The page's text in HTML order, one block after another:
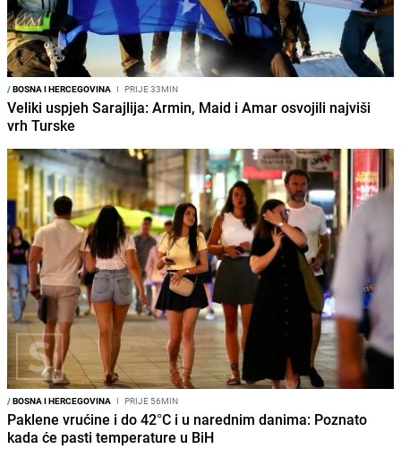
/BOSNA I HERCEGOVINA I PRIJE 33MIN
Veliki uspjeh Sarajlija: Armin, Maid i Amar osvojili najviši
vrh Turske
/BOSNA I HERCEGOVINA I PRIJE 56MIN
Paklene vrućine i do 42°C i u narednim danima: Poznato
kada će pasti temperature u BiH